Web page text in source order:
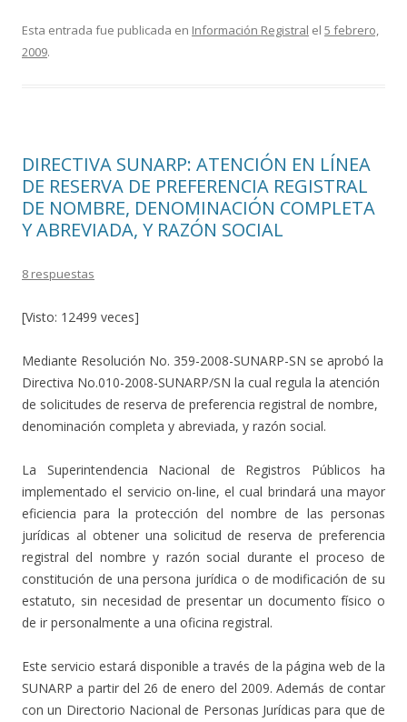
e
k
itt m
r
Esta entrada fue publicada en Información Registral el 5 febrero,
2009.
DIRECTIVA SUNARP: ATENCIÓN EN LÍNEA
DE RESERVA DE PREFERENCIA REGISTRAL
DE NOMBRE, DENOMINACIÓN COMPLETA
Y ABREVIADA, Y RAZÓN SOCIAL
8 respuestas
[Visto: 12499 veces]
Mediante Resolución No. 359-2008-SUNARP-SN se aprobó la
Directiva No.010-2008-SUNARP/SN la cual regula la atención
de solicitudes de reserva de preferencia registral de nombre,
denominación completa y abreviada, y razón social.
La Superintendencia Nacional de Registros Públicos ha
implementado el servicio on-line, el cual brindará una mayor
eficiencia para la protección del nombre de las personas
jurídicas al obtener una solicitud de reserva de preferencia
registral del nombre y razón social durante el proceso de
constitución de una persona jurídica o de modificación de su
estatuto, sin necesidad de presentar un documento físico o
de ir personalmente a una oficina registral.
Este servicio estará disponible a través de la página web de la
SUNARP a partir del 26 de enero del 2009. Además de contar
con un Directorio Nacional de Personas Jurídicas para que de